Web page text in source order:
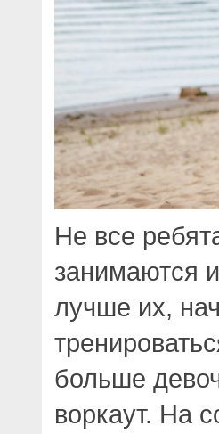
Не все
занимаются
лучше их,
больше
воркаут. На